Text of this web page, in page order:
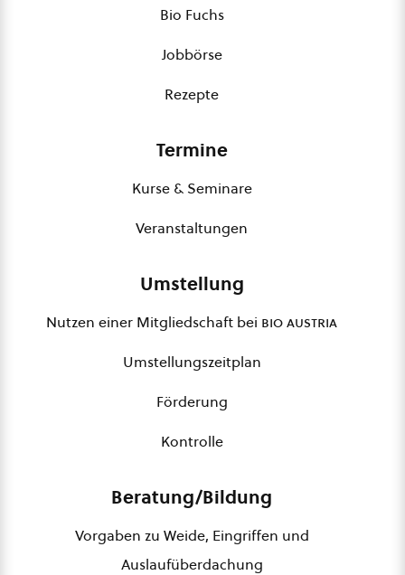
Bio Fuchs
Jobbörse
Rezepte
Termine
Kurse & Seminare
Veranstaltungen
Umstellung
Nutzen einer Mitgliedschaft bei bio austria
Umstellungszeitplan
Förderung
Kontrolle
Beratung/Bildung
Vorgaben zu Weide, Eingriffen und
Auslaufüberdachung